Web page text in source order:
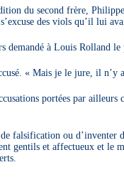
du second frère,
des viols qu’il lui
demandé à Louis Rolland le
« Mais je le jure, il n’y
portées par
falsification ou d’inventer
gentils et affectueux et le